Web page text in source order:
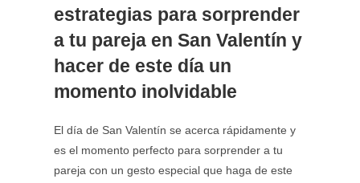
estrategias para sorprender
a tu pareja en San Valentín y
hacer de este día un
momento inolvidable
El día de San Valentín se acerca rápidamente y
es el momento perfecto para sorprender a tu
pareja con un gesto especial que haga de este